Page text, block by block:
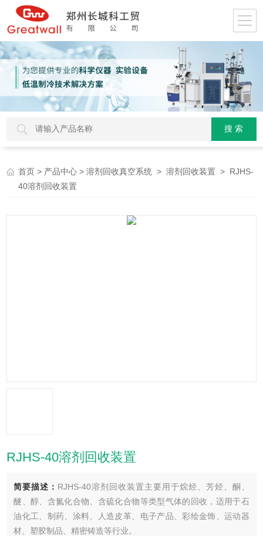
首页 > 产品中心 >溶剂回收真空系统 >溶剂回收装置 > RJHS-
40溶剂回收装置
RJHS-40溶剂回收装置
简要描述： RJHS-40溶剂回收装置主要用于烷烃、芳烃、酮、
醚、醇、含氮化合物、含硫化合物等类型气体的回收，适用于石
油化工、制药、涂料、人造皮革、电子产品、彩绘金饰、运动器
材、塑胶制品、精密铸造等行业。